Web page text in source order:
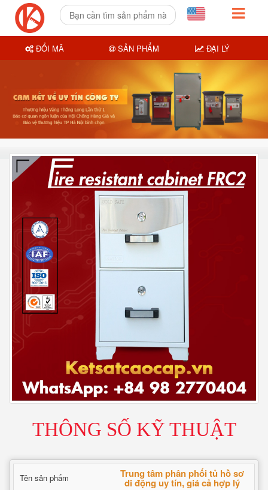
THÔNG SỐ KỸ THUẬT
Tên sản phẩm Trung tâm phân phối tủ hồ sơ
di động uy tín, giá cả hợp lý
ĐỔI MÃ SẢN PHẨM ĐẠI LÝ